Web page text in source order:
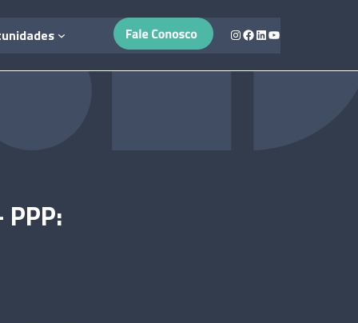
Instagram
Facebook
LinkedIn
Youtube